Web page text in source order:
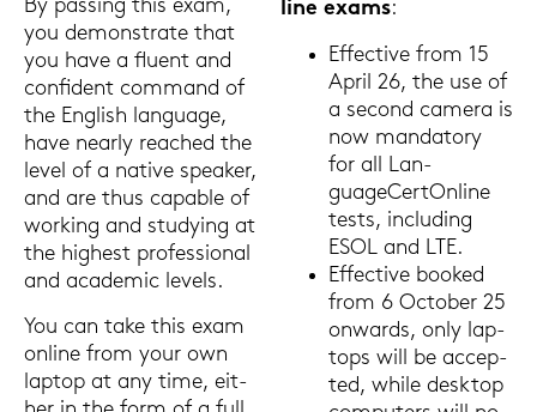
By pas­sing this exam,
you de­mons­tra­te that
you have a fluent and
con­fi­dent com­mand of
the Eng­lish lan­guage,
have ne­ar­ly re­a­ched the
level of a na­ti­ve spe­a­ker,
and are thus ca­pa­ble of
work­ing and stu­dy­ing at
the hig­hest pro­fes­sio­nal
and aca­de­mic le­vels.
You can take this exam
on­line from your own
lap­top at any time, eit­
line exams:
Ef­fec­ti­ve from 15
April 26, the use of
a se­cond ca­me­ra is
now man­da­to­ry
for all Lan­
guageCertOn­line
tests, in­clu­ding
ESOL and LTE.
Ef­fec­ti­ve boo­ked
from 6 Oc­to­ber 25
on­wards, only lap­
tops will be ac­cep­
ted, while desk­top